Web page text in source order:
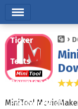
Ticker
Tests
Downloads
Preisvergleich
MiniTool